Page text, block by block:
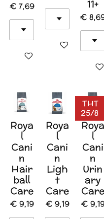
€ 7,69
In winkelwagen
In winkelwagen
11+
€
In
Roya
l
Cani
n
Hair
ball
Care
€ 9,19
Roya
l
Cani
n
Ligh
t
Care
€ 9,19
THT
25/8
Roya
l
Cani
n
Urin
ary
Care
€